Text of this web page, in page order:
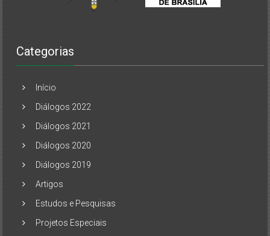
Categorias
Início
Diálogos 2022
Diálogos 2021
Diálogos 2020
Diálogos 2019
Artigos
Estudos e Pesquisas
Projetos Especiais